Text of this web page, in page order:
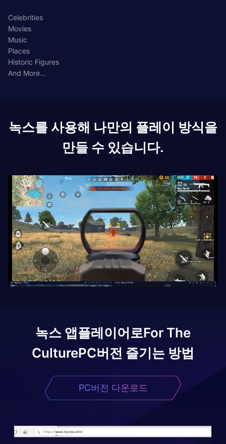
Celebrities
Movies
Music
Places
Historic Figures
And More…
녹스를 사용해 나만의 플레이 방식을
만들 수 있습니다.
녹스 앱플레이어로For The
CulturePC버전 즐기는 방법
PC버전 다운로드